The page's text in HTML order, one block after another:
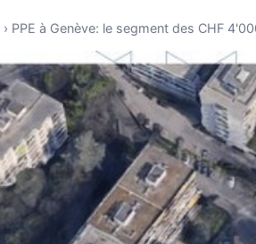
› PPE à Genève: le segment des CHF